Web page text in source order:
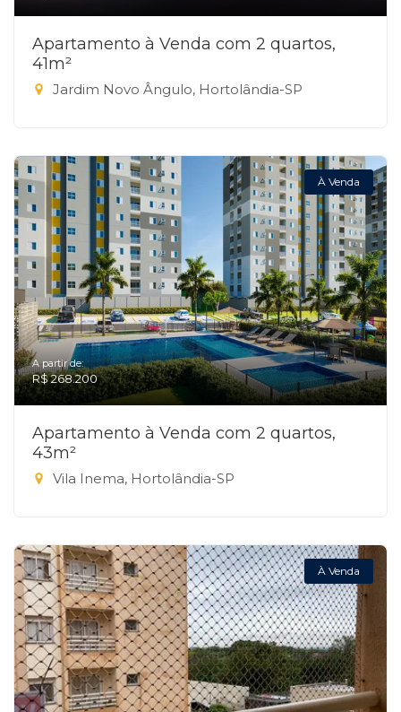
Apartamento à Venda com 2 quartos,
41m²
Jardim Novo Ângulo, Hortolândia-SP
À Venda
A partir de:
R$ 268.200
Apartamento à Venda com 2 quartos,
43m²
Vila Inema, Hortolândia-SP
À Venda